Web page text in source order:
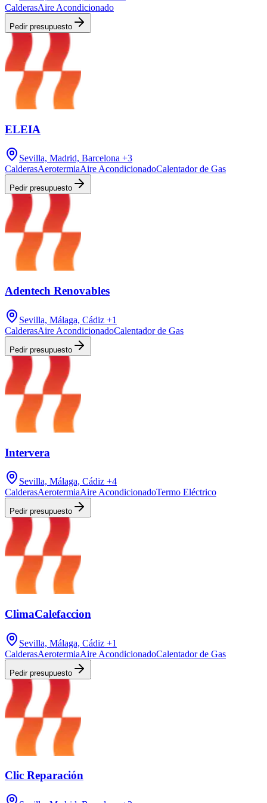
CalderasAire Acondicionado
Pedir presupuesto
ELEIA
Sevilla, Madrid, Barcelona +3
CalderasAerotermiaAire AcondicionadoCalentador de Gas
Pedir presupuesto
Adentech Renovables
Sevilla, Málaga, Cádiz +1
CalderasAire AcondicionadoCalentador de Gas
Pedir presupuesto
Intervera
Sevilla, Málaga, Cádiz +4
CalderasAerotermiaAire AcondicionadoTermo Eléctrico
Pedir presupuesto
ClimaCalefaccion
Sevilla, Málaga, Cádiz +1
CalderasAerotermiaAire AcondicionadoCalentador de Gas
Pedir presupuesto
Clic Reparación